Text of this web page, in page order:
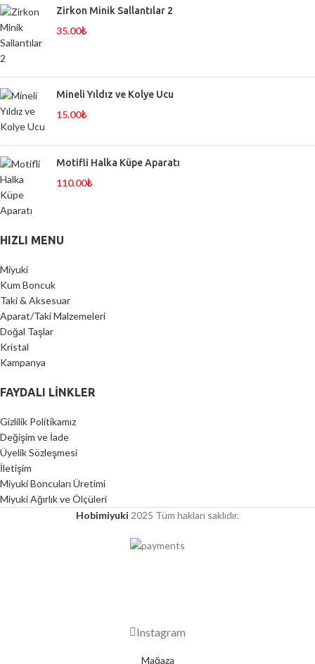
Zirkon Minik Sallantılar 2
35.00₺
Mineli Yıldız ve Kolye Ucu
15.00₺
Motifli Halka Küpe Aparatı
110.00₺
HIZLI MENU
Miyuki
Kum Boncuk
Taki & Aksesuar
Aparat/Taki Malzemeleri
Doğal Taşlar
Kristal
Kampanya
FAYDALI LİNKLER
Gizlilik Politikamız
Değişim ve İade
Üyelik Sözleşmesi
İletişim
Miyuki Boncuları Üretimi
Miyuki Ağırlık ve Ölçüleri
Hobimiyuki 2025 Tüm hakları saklıdır.
Instagram
Mağaza